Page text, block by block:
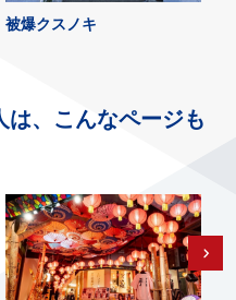
被爆クスノキ
は、こんなページも